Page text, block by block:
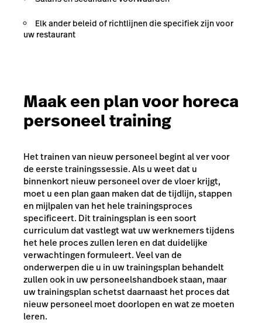
Elk ander beleid of richtlijnen die specifiek zijn voor
uw restaurant
Maak een plan voor horeca
personeel training
Het trainen van nieuw personeel begint al ver voor
de eerste trainingssessie. Als u weet dat u
binnenkort nieuw personeel over de vloer krijgt,
moet u een plan gaan maken dat de tijdlijn, stappen
en mijlpalen van het hele trainingsproces
specificeert. Dit trainingsplan is een soort
curriculum dat vastlegt wat uw werknemers tijdens
het hele proces zullen leren en dat duidelijke
verwachtingen formuleert. Veel van de
onderwerpen die u in uw trainingsplan behandelt
zullen ook in uw personeelshandboek staan, maar
uw trainingsplan schetst daarnaast het proces dat
nieuw personeel moet doorlopen en wat ze moeten
leren.